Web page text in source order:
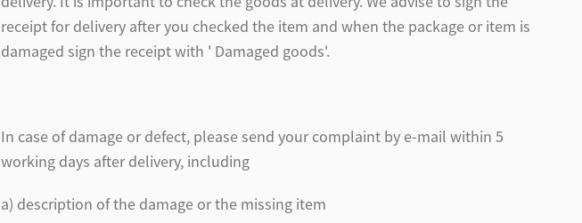
receipt for delivery after you checked the item and when the package or item is
damaged sign the receipt with ' Damaged goods'.
In case of damage or defect, please send your complaint by e-mail within 5
working days after delivery, including
a) description of the damage or the missing item